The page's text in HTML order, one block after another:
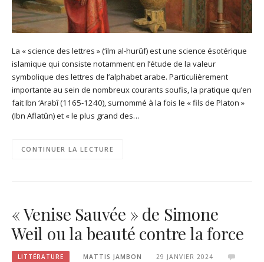
La « science des lettres » (‘ilm al-hurûf) est une science ésotérique
islamique qui consiste notamment en l’étude de la valeur
symbolique des lettres de l’alphabet arabe. Particulièrement
importante au sein de nombreux courants soufis, la pratique qu’en
fait Ibn ‘Arabî (1165-1240), surnommé à la fois le « fils de Platon »
(Ibn Aflatûn) et « le plus grand des…
CONTINUER LA LECTURE
« Venise Sauvée » de Simone
Weil ou la beauté contre la force
LITTÉRATURE MATTIS JAMBON
29 JANVIER 2024